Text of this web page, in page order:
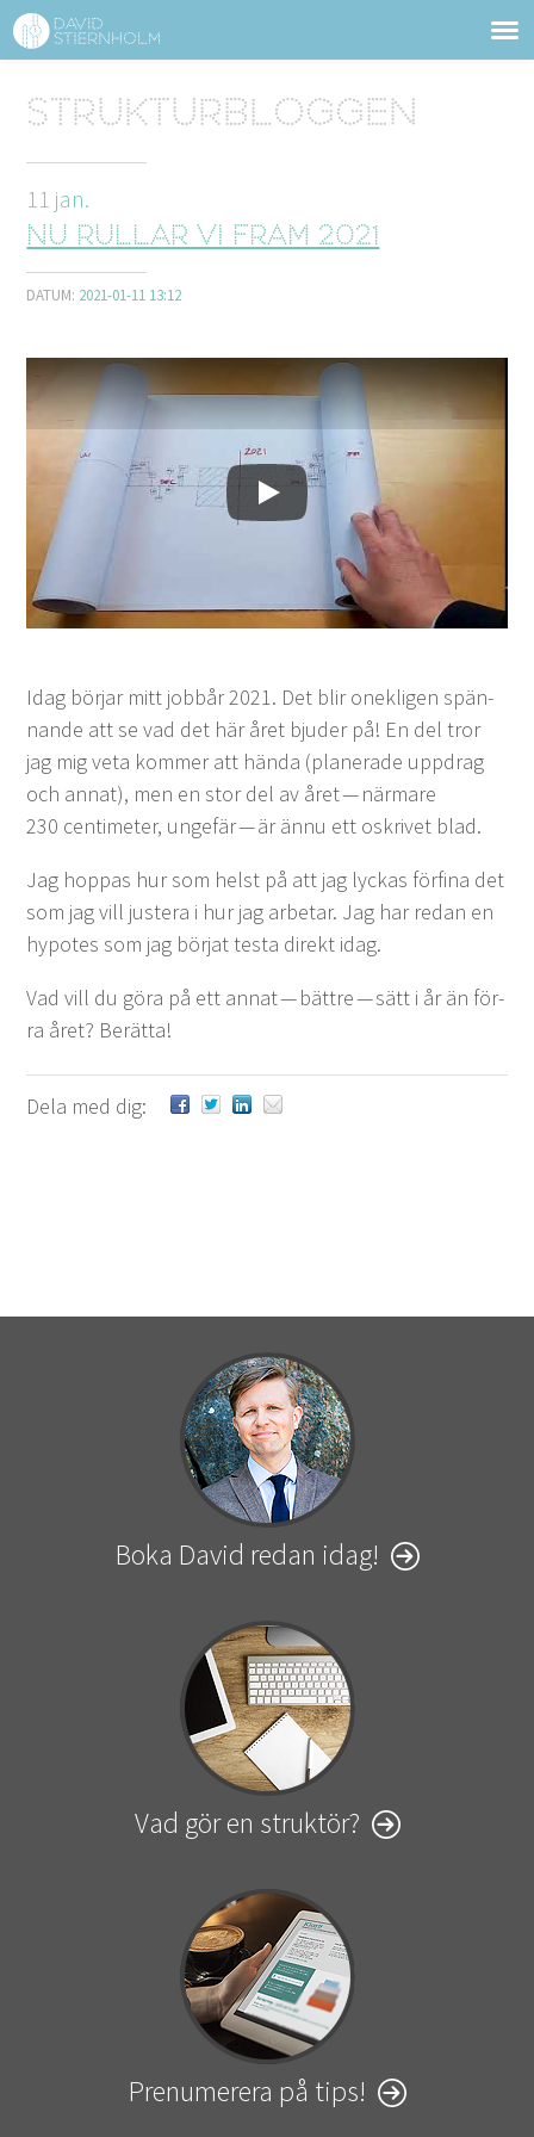
Sidhuvud
Navigering
FÖRELÄSNINGAR
BLOGG KUNDER SÖK
Strukturbloggen
11 jan.
Nu rullar vi fram 2021
DATUM: 2021-01-11 13:12
Spela upp
Idag bör­jar mitt job­bår2021. Det blir onek­li­gen spän­
nande att se vad det här året bjud­er på! En del tror
jag mig veta kom­mer att hän­da (plan­er­ade upp­drag
och annat), men en stor del av året — när­mare
230 cen­time­ter, unge­fär — är ännu ett oskriv­et blad.
Jag hop­pas hur som helst på att jag lyckas för­fi­na det
som jag vill justera i hur jag arbe­tar. Jag har redan en
hypotes som jag bör­jat tes­ta direkt idag.
Vad vill du göra på ett annat — bät­tre — sätt i år än för­
ra året? Berätta!
Dela med dig:
Boka David redan idag!
Vad gör en struktör?
Prenumerera på tips!